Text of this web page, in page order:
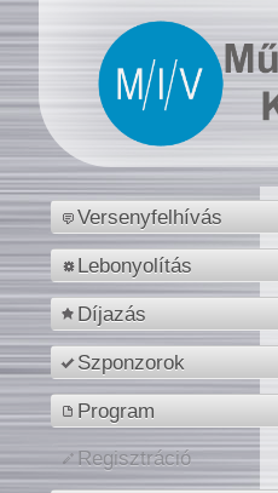
Versenyfelhívás
Lebonyolítás
Díjazás
Szponzorok
Program
Regisztráció